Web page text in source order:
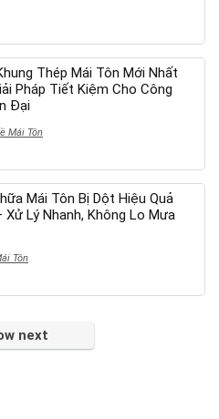
Thép Mái Tôn Mới Nhất
Pháp Tiết Kiệm Cho Công
Đại
Mái Tôn
Mái Tôn Bị Dột Hiệu Quả
Xử Lý Nhanh, Không Lo Mưa
Tôn
next